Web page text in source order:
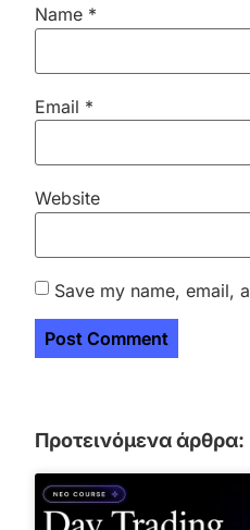
Name *
Email *
Website
Save my name, email,
Προτεινόμενα άρθρα: